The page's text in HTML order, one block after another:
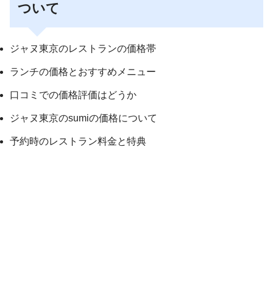
ついて
ジャヌ東京のレストランの価格帯
ランチの価格とおすすめメニュー
口コミでの価格評価はどうか
ジャヌ東京のsumiの価格について
予約時のレストラン料金と特典